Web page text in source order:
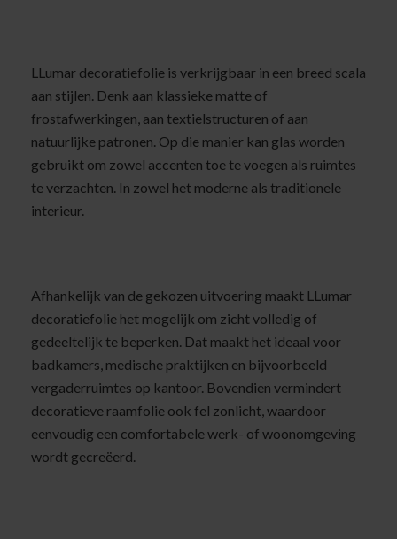
LLumar decoratiefolie is verkrijgbaar in een breed scala
aan stijlen. Denk aan klassieke matte of
frostafwerkingen, aan textielstructuren of aan
natuurlijke patronen. Op die manier kan glas worden
gebruikt om zowel accenten toe te voegen als ruimtes
te verzachten. In zowel het moderne als traditionele
interieur.
Afhankelijk van de gekozen uitvoering maakt LLumar
decoratiefolie het mogelijk om zicht volledig of
gedeeltelijk te beperken. Dat maakt het ideaal voor
badkamers, medische praktijken en bijvoorbeeld
vergaderruimtes op kantoor. Bovendien vermindert
decoratieve raamfolie ook fel zonlicht, waardoor
eenvoudig een comfortabele werk- of woonomgeving
wordt gecreëerd.